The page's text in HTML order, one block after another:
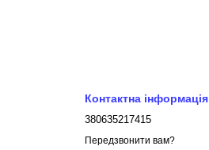
Контактна інформація
380635217415
Передзвонити вам?